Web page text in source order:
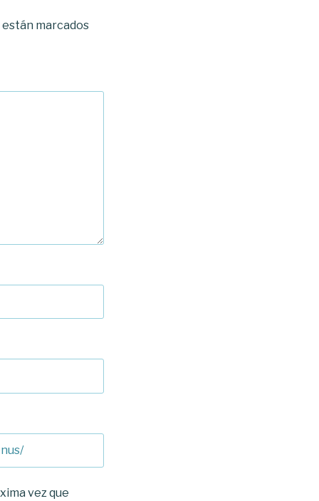
marcados
vez que